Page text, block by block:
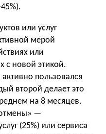
или услуг
мерой
или
с новой этикой.
пользовался
второй делает это
на 8 месяцев.
—
(25%) или сервиса